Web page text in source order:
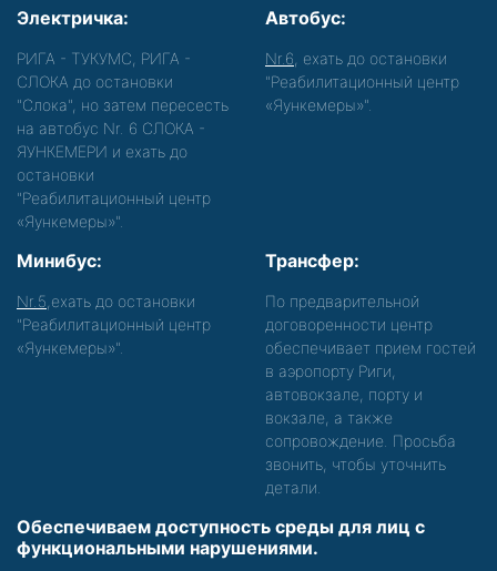
Электричка:
РИГА - ТУКУМС, РИГА -
СЛОКА до остановки
"Слока", но затем пересесть
на автобус Nr. 6 СЛОКА -
ЯУНКЕМЕРИ и ехать до
остановки
"Реабилитационный центр
«Яункемеры»".
Автобус:
Nr.6 , ехать до остановки
"Реабилитационный центр
«Яункемеры»".
Минибус:
Nr.5 ,ехать до остановки
"Реабилитационный центр
«Яункемеры»".
Трансфер:
По предварительной
договоренности центр
обеспечивает прием гостей
в аэропорту Риги,
автовокзале, порту и
вокзале, а также
сопровождение. Просьба
звонить, чтобы уточнить
детали.
Обеспечиваем доступность среды для лиц с
функциональными нарушениями.